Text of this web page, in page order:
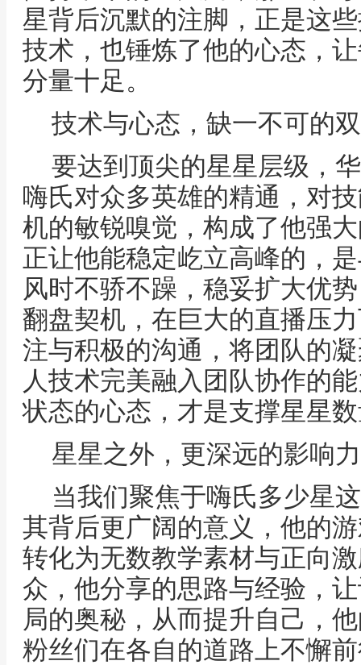
星背后沉默的注脚，正是这
技术，也锤炼了他的心态，
分量十足。
技术与心态，缺一不可的
要达到顶尖的星星层级，
嗨氏对众多英雄的精通，对
机的敏锐嗅觉，构成了他强
正让他能稳定屹立高峰的，
风时不骄不躁，稳妥扩大优
翻盘契机，在巨大的直播压
注与积极的沟通，将团队的
人技术完美融入团队协作的
状态的心态，才是支撑星星
星星之外，更深远的影响
当我们聚焦于嗨氏多少星
其背后更广阔的意义，他的
转化为无数教学素材与正向
众，他分享的思路与经验，
局的奥秘，从而提升自己，
粉丝们在各自的道路上不懈